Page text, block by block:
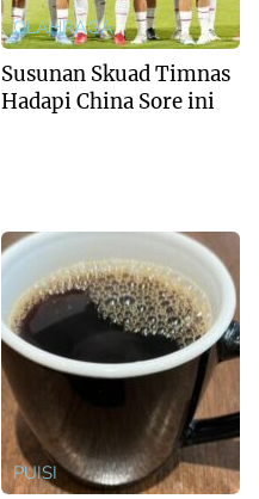
OLAHRAGA
Susunan Skuad Timnas
Hadapi China Sore ini
PUISI